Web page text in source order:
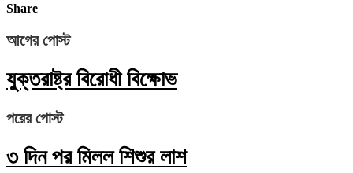
Share
আগের পোস্ট
যুক্তরাষ্ট্র বিরোধী বিক্ষোভ
পরের পোস্ট
৩ দিন পর মিলল শিশুর লাশ